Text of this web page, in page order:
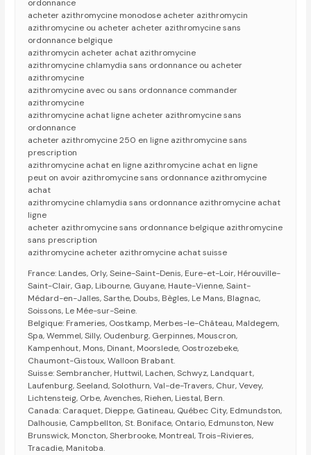
ordonnance
acheter azithromycine monodose acheter azithromycin
azithromycine ou acheter acheter azithromycine sans
ordonnance belgique
azithromycin acheter achat azithromycine
azithromycine chlamydia sans ordonnance ou acheter
azithromycine
azithromycine avec ou sans ordonnance commander
azithromycine
azithromycine achat ligne acheter azithromycine sans
ordonnance
acheter azithromycine 250 en ligne azithromycine sans
prescription
azithromycine achat en ligne azithromycine achat en ligne
peut on avoir azithromycine sans ordonnance azithromycine
achat
azithromycine chlamydia sans ordonnance azithromycine achat
ligne
acheter azithromycine sans ordonnance belgique azithromycine
sans prescription
azithromycine acheter azithromycine achat suisse
France: Landes, Orly, Seine-Saint-Denis, Eure-et-Loir, Hérouville-
Saint-Clair, Gap, Libourne, Guyane, Haute-Vienne, Saint-
Médard-en-Jalles, Sarthe, Doubs, Bègles, Le Mans, Blagnac,
Soissons, Le Mée-sur-Seine.
Belgique: Frameries, Oostkamp, Merbes-le-Château, Maldegem,
Spa, Wemmel, Silly, Oudenburg, Gerpinnes, Mouscron,
Kampenhout, Mons, Dinant, Moorslede, Oostrozebeke,
Chaumont-Gistoux, Walloon Brabant.
Suisse: Sembrancher, Huttwil, Lachen, Schwyz, Landquart,
Laufenburg, Seeland, Solothurn, Val-de-Travers, Chur, Vevey,
Lichtensteig, Orbe, Avenches, Riehen, Liestal, Bern.
Canada: Caraquet, Dieppe, Gatineau, Québec City, Edmundston,
Dalhousie, Campbellton, St. Boniface, Ontario, Edmunston, New
Brunswick, Moncton, Sherbrooke, Montreal, Trois-Rivieres,
Tracadie, Manitoba.